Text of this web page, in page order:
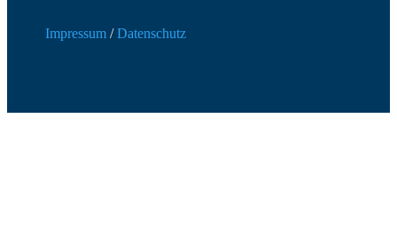
Impressum /Datenschutz